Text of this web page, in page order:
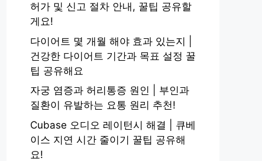
허가 및 신고 절차 안내, 꿀팁 공유할
게요!
다이어트 몇 개월 해야 효과 있는지 |
건강한 다이어트 기간과 목표 설정 꿀
팁 공유해요
자궁 염증과 허리통증 원인 | 부인과
질환이 유발하는 요통 원리 추천!
Cubase 오디오 레이턴시 해결 | 큐베
이스 지연 시간 줄이기 꿀팁 공유해
요!